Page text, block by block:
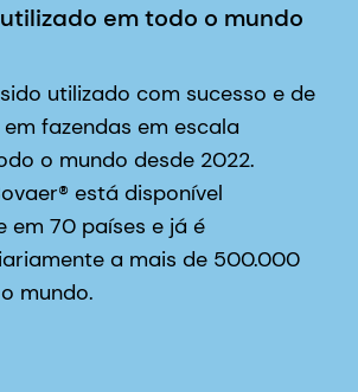
em todo o mundo
utilizado com sucesso e de
fazendas em escala
o mundo desde 2022.
está disponível
em 70 países e já é
a mais de 500.000
mundo.